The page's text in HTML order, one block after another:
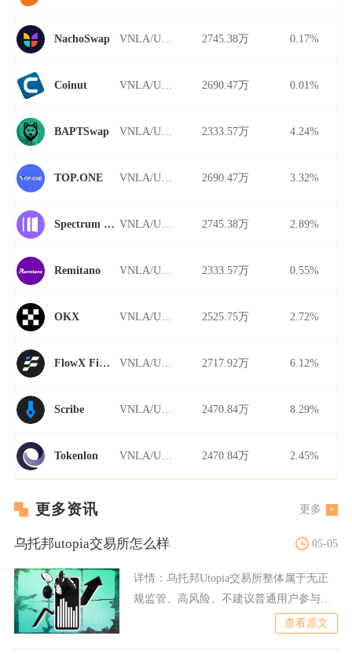
NachoSwap 2745.38万 0.17%
Coinut 2690.47万 0.01%
BAPTSwap 2333.57万 4.24%
TOP.ONE 2690.47万 3.32%
Spectrum Finance 2745.38万 2.89%
Remitano 2333.57万 0.55%
OKX 2525.75万 2.72%
FlowX Finance 2717.92万 6.12%
Scribe 2470.84万 8.29%
Tokenlon 2470.84万 2.45%
更多资讯 更多
乌托邦utopia交易所怎么样 05-05
详情： 乌托邦Utopia交易所整体属于无正
规监管、高风险、不建议普通用户参与的
查看原文